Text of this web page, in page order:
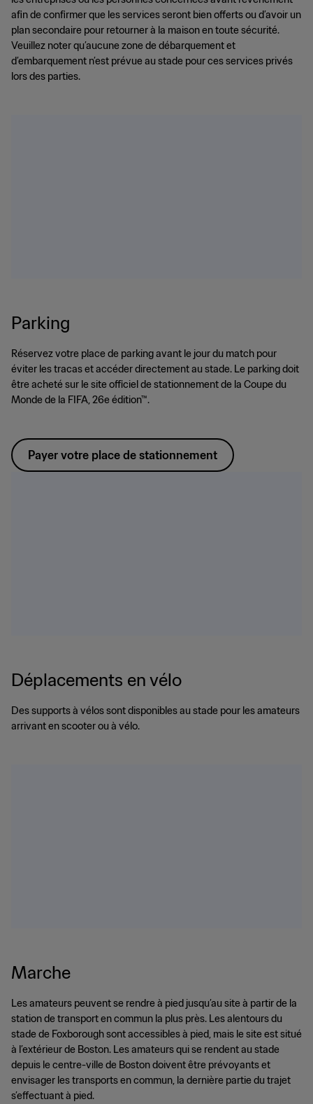
afin de confirmer que les services seront bien offerts ou d’avoir un
plan secondaire pour retourner à la maison en toute sécurité.
Veuillez noter qu’aucune zone de débarquement et
d’embarquement n’est prévue au stade pour ces services privés
lors des parties.
Parking
Réservez votre place de parking avant le jour du match pour
éviter les tracas et accéder directement au stade. Le parking doit
être acheté sur le site officiel de stationnement de la Coupe du
Monde de la FIFA, 26e édition™.
Payer votre place de stationnement
Déplacements en vélo
Des supports à vélos sont disponibles au stade pour les amateurs
arrivant en scooter ou à vélo.
Marche
Les amateurs peuvent se rendre à pied jusqu’au site à partir de la
station de transport en commun la plus près. Les alentours du
stade de Foxborough sont accessibles à pied, mais le site est situé
à l’extérieur de Boston. Les amateurs qui se rendent au stade
depuis le centre-ville de Boston doivent être prévoyants et
envisager les transports en commun, la dernière partie du trajet
s’effectuant à pied.